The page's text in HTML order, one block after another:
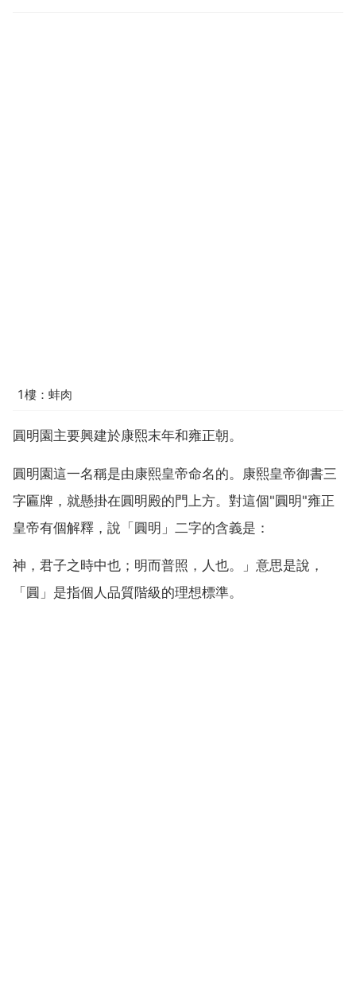
1樓：蚌肉
圓明園主要興建於康熙末年和雍正朝。
圓明園這一名稱是由康熙皇帝命名的。康熙皇帝御書三
字匾牌，就懸掛在圓明殿的門上方。對這個"圓明"雍正
皇帝有個解釋，說「圓明」二字的含義是：
神，君子之時中也；明而普照，人也。」意思是說，
「圓」是指個人品質階級的理想標準。